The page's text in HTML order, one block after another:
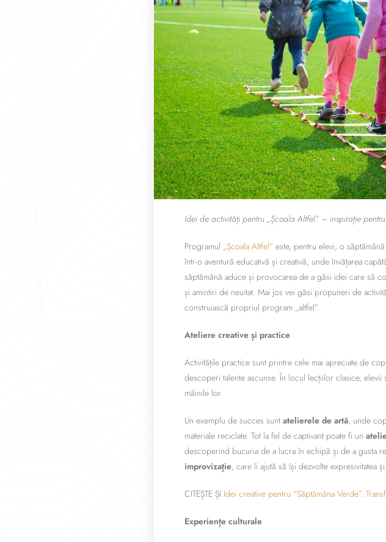
Idei de activități pentru „Școala Altfel” – inspirație
Programul „Școala Altfel” este, pentru elevi, o
într-o aventură educativă și creativă, unde învățarea
săptămână aduce și provocarea de a găsi idei care să
și amintiri de neuitat. Mai jos vei găsi propuneri de
construiască propriul program „altfel”.
Ateliere creative și practice
Activitățile practice sunt printre cele mai apreciate de
descoperi talente ascunse. În locul lecțiilor clasice,
mâinile lor.
Un exemplu de succes sunt atelierele de artă, unde
materiale reciclate. Tot la fel de captivant poate fi un
descoperind bucuria de a lucra în echipă și de a gusta
improvizație, care îi ajută să își dezvolte expresivitatea
CITEȘTE ȘI Idei creative pentru “Săptămâna Verde”.
Experiențe culturale